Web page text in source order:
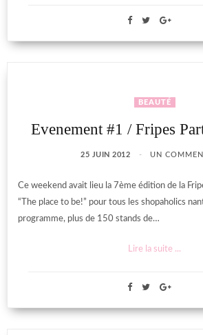
BEAUTÉ
Evenement #1 / Fripes
25 JUIN 2012 UN
Ce weekend avait lieu la 7ème édition de la
“The place to be!” pour tous les shopaholics
programme, plus de 150 stands de…
Lire la suite ...